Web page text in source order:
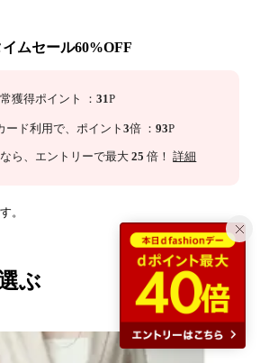
イムセール60%OFF
獲得ポイント ：31P
ード利用で、 ポイント3倍 ：93P
ら 、エントリーで最大 25 倍！詳細
。
ぶ